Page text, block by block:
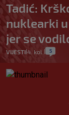
Tadić:
nuklearki
jer se
VIJESTI|4. kol. 5